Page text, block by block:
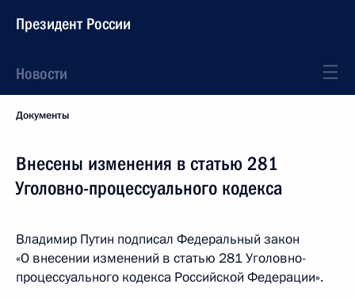
Президент России
Новости
Документы
Внесены изменения в статью 281
Уголовно-процессуального кодекса
Владимир Путин подписал Федеральный закон
«О внесении изменений в статью 281 Уголовно-
процессуального кодекса Российской Федерации».